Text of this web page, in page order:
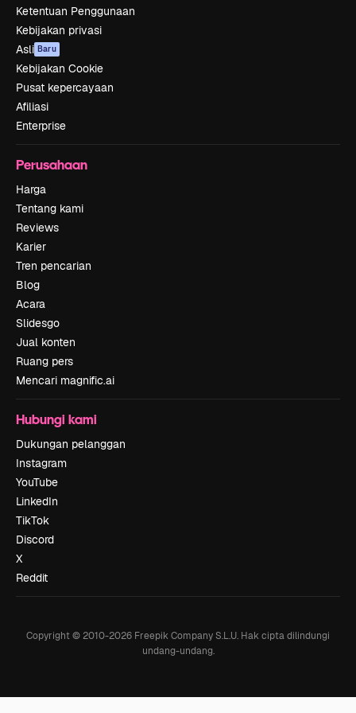
Ketentuan Penggunaan
Kebijakan privasi
Asli Baru
Kebijakan Cookie
Pusat kepercayaan
Afiliasi
Enterprise
Perusahaan
Harga
Tentang kami
Reviews
Karier
Tren pencarian
Blog
Acara
Slidesgo
Jual konten
Ruang pers
Mencari magnific.ai
Hubungi kami
Dukungan pelanggan
Instagram
YouTube
LinkedIn
TikTok
Discord
X
Reddit
Copyright © 2010-2026 Freepik Company S.L.U. Hak cipta dilindungi
undang-undang.